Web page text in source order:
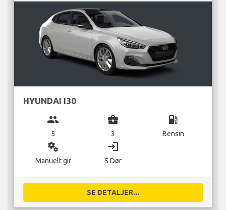
HYUNDAI I30
group
5
business_center
3
local_gas_station
Bensin
miscellaneous_services
Manuelt gir
login
5 Dør
SE DETALJER...